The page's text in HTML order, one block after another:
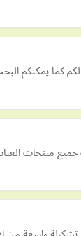
كما يمكنكم
منتجات